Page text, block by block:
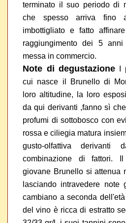
terminato il suo periodo di
che spesso arriva fino
imbottigliato e fatto
raggiungimento dei 5
messa in commercio.
Note di degustazione I
cui nasce il Brunello di
loro altitudine, la loro
da qui derivanti ,fanno sì
profumi di sottobosco con
rossa e ciliegia matura
gusto-olfattiva derivanti
combinazione di fattori.
giovane Brunello si attenua
lasciando intravedere note
cambiano a seconda
del vino è ricca di estratto